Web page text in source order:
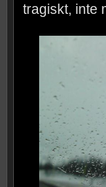
tragiskt, inte